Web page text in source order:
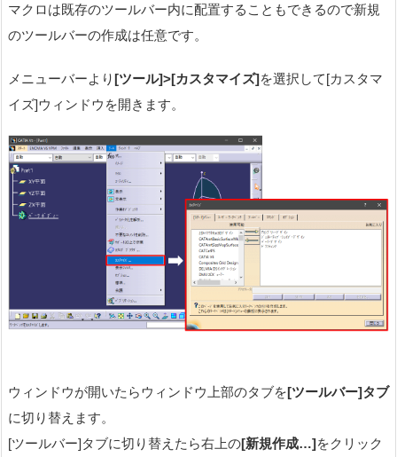
マクロは既存のツールバー内に配置することもできるので新規
のツールバーの作成は任意です。
メニューバーより[ツール]>[カスタマイズ]を選択して[カスタマ
イズ]ウィンドウを開きます。
ウィンドウが開いたらウィンドウ上部のタブを[ツールバー]タブ
に切り替えます。
[ツールバー]タブに切り替えたら右上の[新規作成…]をクリック